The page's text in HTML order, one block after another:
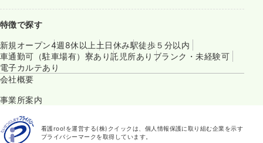
特徴で探す
新規オープン4週8休以上 土日休み駅徒歩５分以内
車通勤可（駐車場有） 寮あり託児所あり ブランク・未経験可
電子カルテあり
会社概要
事業所案内
看護roo!を運営する(株)クイックは、個人情報保護に取り組む企業を示す
プライバシーマークを取得しています。